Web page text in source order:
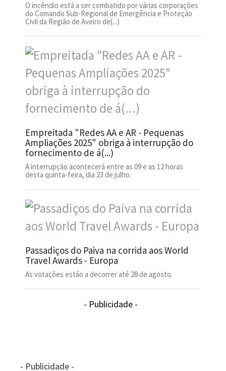
O incêndio está a ser combatido por várias corporações
do Comando Sub-Regional de Emergência e Proteção
Civil da Região de Aveiro de(...)
Empreitada "Redes AA e AR - Pequenas
Ampliações 2025" obriga à interrupção do
fornecimento de á(...)
A interrupção acontecerá entre as 09 e as 12 horas
desta quinta-feira, dia 23 de julho.
Passadiços do Paiva na corrida aos World
Travel Awards - Europa
As votações estão a decorrer até 28 de agosto.
- Publicidade -
- Publicidade -